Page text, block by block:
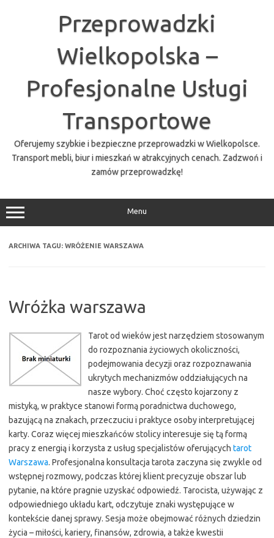
Przeprowadzki
Wielkopolska –
Profesjonalne Usługi
Transportowe
Oferujemy szybkie i bezpieczne przeprowadzki w Wielkopolsce.
Transport mebli, biur i mieszkań w atrakcyjnych cenach. Zadzwoń i
zamów przeprowadzkę!
Menu
ARCHIWA TAGU: WRÓŻENIE WARSZAWA
Wróżka warszawa
Tarot od wieków jest narzędziem stosowanym
do rozpoznania życiowych okoliczności,
podejmowania decyzji oraz rozpoznawania
ukrytych mechanizmów oddziałujących na
nasze wybory. Choć często kojarzony z
mistyką, w praktyce stanowi formą poradnictwa duchowego,
bazującą na znakach, przeczuciu i praktyce osoby interpretującej
karty. Coraz więcej mieszkańców stolicy interesuje się tą formą
pracy z energią i korzysta z usług specjalistów oferujących tarot
Warszawa. Profesjonalna konsultacja tarota zaczyna się zwykle od
wstępnej rozmowy, podczas której klient precyzuje obszar lub
pytanie, na które pragnie uzyskać odpowiedź. Tarocista, używając z
odpowiedniego układu kart, odczytuje znaki występujące w
kontekście danej sprawy. Sesja może obejmować różnych dziedzin
życia – miłości, kariery, finansów, zdrowia, a także kwestii